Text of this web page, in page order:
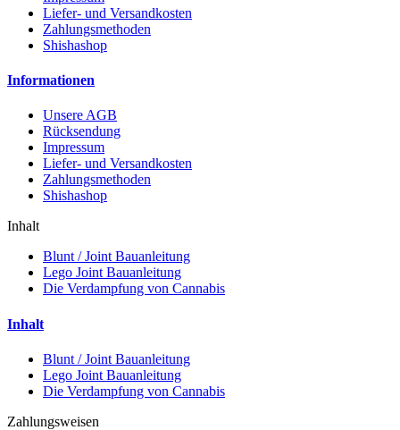
Liefer- und Versandkosten
Zahlungsmethoden
Shishashop
Informationen
Unsere AGB
Rücksendung
Impressum
Liefer- und Versandkosten
Zahlungsmethoden
Shishashop
Inhalt
Blunt / Joint Bauanleitung
Lego Joint Bauanleitung
Die Verdampfung von Cannabis
Inhalt
Blunt / Joint Bauanleitung
Lego Joint Bauanleitung
Die Verdampfung von Cannabis
Zahlungsweisen